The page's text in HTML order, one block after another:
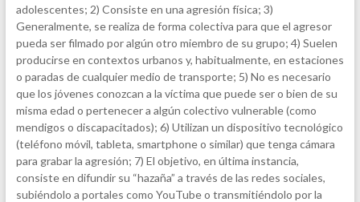
adolescentes; 2) Consiste en una agresión física; 3)
Generalmente, se realiza de forma colectiva para que el agresor
pueda ser filmado por algún otro miembro de su grupo; 4) Suelen
producirse en contextos urbanos y, habitualmente, en estaciones
o paradas de cualquier medio de transporte; 5) No es necesario
que los jóvenes conozcan a la víctima que puede ser o bien de su
misma edad o pertenecer a algún colectivo vulnerable (como
mendigos o discapacitados); 6) Utilizan un dispositivo tecnológico
(teléfono móvil, tableta, smartphone o similar) que tenga cámara
para grabar la agresión; 7) El objetivo, en última instancia,
consiste en difundir su “hazaña” a través de las redes sociales,
subiéndolo a portales como YouTube o transmitiéndolo por la